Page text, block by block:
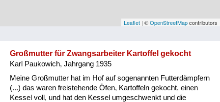
Vorarlberg
Kategorie
Besatzungsmächte
Leaflet | ©OpenStreetMapcontributors
Großmutter für Zwangsarbeiter Kartoffel gekocht
Karl Paukowich, Jahrgang 1935
Meine Großmutter hat im Hof auf sogenannten Futterdämpfern
(...) das waren freistehende Öfen, Kartoffeln gekocht, einen
Kessel voll, und hat den Kessel umgeschwenkt und die